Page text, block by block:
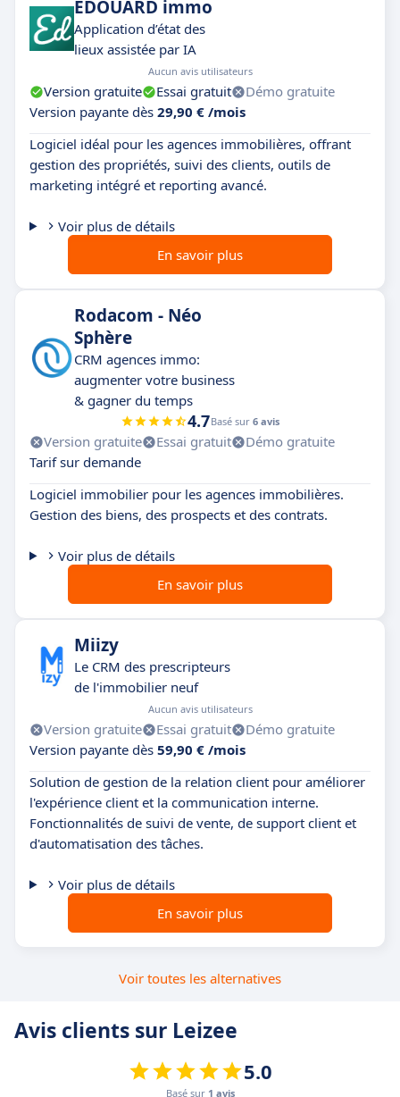
EDOUARD immo
Application d’état des
lieux assistée par IA
Aucun avis utilisateurs
Version gratuite Essai gratuit
Démo gratuite
Version payante dès 29,90 € /mois
Logiciel idéal pour les agences immobilières, offrant
gestion des propriétés, suivi des clients, outils de
marketing intégré et reporting avancé.
Voir plus de détails
En savoir plus
Rodacom - Néo
Sphère
CRM agences immo:
augmenter votre business
& gagner du temps
4.7Basé sur 6 avis
Version gratuite Essai gratuit
Démo gratuite
Tarif sur demande
Logiciel immobilier pour les agences immobilières.
Gestion des biens, des prospects et des contrats.
Voir plus de détails
En savoir plus
Miizy
Le CRM des prescripteurs
de l'immobilier neuf
Aucun avis utilisateurs
Version gratuite Essai gratuit
Démo gratuite
Version payante dès 59,90 € /mois
Solution de gestion de la relation client pour améliorer
l'expérience client et la communication interne.
Fonctionnalités de suivi de vente, de support client et
d'automatisation des tâches.
Voir plus de détails
En savoir plus
Voir toutes les alternatives
Avis clients sur Leizee
5.0
Basé sur 1 avis